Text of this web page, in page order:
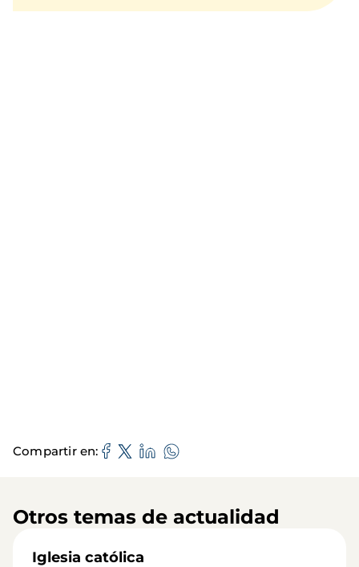
Compartir en
Otros temas de actualidad
Iglesia católica